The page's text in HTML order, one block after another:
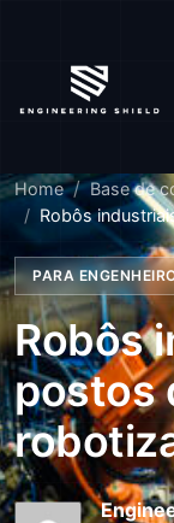
Home Base de
Robôs
PARA
Robôs
postos